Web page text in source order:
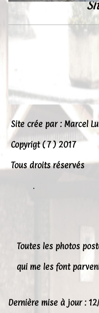
Site crée par : Marcel
Copyrigt ( 7 ) 2017
Tous droits réservés
.
Toutes les photos
qui me les font
Dernière mise à jour :